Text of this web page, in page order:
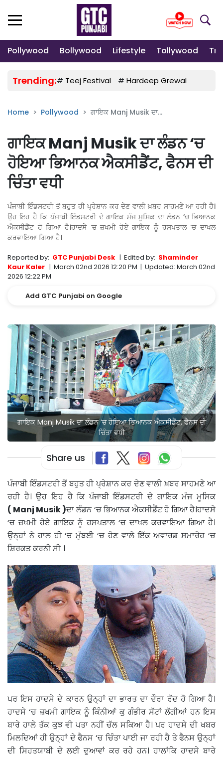
Pollywood Bollywood Lifestyle Tollywood
Trending:# Teej Festival # Hardeep Grewal
Home Pollywood ਗਾਇਕ Manj Musik ਦਾ...
ਗਾਇਕ Manj Musik ਦਾ ਲੰਡਨ ‘ਚ
ਹੋਇਆ ਭਿਆਨਕ ਐਕਸੀਡੈਂਟ, ਫੈਨਸ ਦੀ
ਚਿੰਤਾ ਵਧੀ
ਪੰਜਾਬੀ ਇੰਡਸਟਰੀ ਤੋਂ ਬਹੁਤ ਹੀ ਪ੍ਰੇਸ਼ਾਨ ਕਰ ਦੇਣ ਵਾਲੀ ਖ਼ਬਰ ਸਾਹਮਣੇ ਆ ਰਹੀ ਹੈ।
ਉਹ ਇਹ ਹੈ ਕਿ ਪੰਜਾਬੀ ਇੰਡਸਟਰੀ ਦੇ ਗਾਇਕ ਮੰਜ ਮੂਸਿਕ ਦਾ ਲੰਡਨ ‘ਚ ਭਿਆਨਕ
ਐਕਸੀਡੈਂਟ ਹੋ ਗਿਆ ਹੈ।ਹਾਦਸੇ ‘ਚ ਜ਼ਖਮੀ ਹੋਏ ਗਾਇਕ ਨੂੰ ਹਸਪਤਾਲ ‘ਚ ਦਾਖਲ
ਕਰਵਾਇਆ ਗਿਆ ਹੈ।
Reported by: GTC Punjabi Desk | Edited by: Shaminder
Kaur Kaler | March 02nd 2026 12:20 PM | Updated: March 02nd
2026 12:22 PM
Add GTC Punjabi on Google
ਗਾਇਕ Manj Musik ਦਾ ਲੰਡਨ ‘ਚ ਹੋਇਆ ਭਿਆਨਕ ਐਕਸੀਡੈਂਟ, ਫੈਨਸ ਦੀ
ਚਿੰਤਾ ਵਧੀ
Share us
ਪੰਜਾਬੀ ਇੰਡਸਟਰੀ ਤੋਂ ਬਹੁਤ ਹੀ ਪ੍ਰੇਸ਼ਾਨ ਕਰ ਦੇਣ ਵਾਲੀ ਖ਼ਬਰ ਸਾਹਮਣੇ ਆ
ਰਹੀ ਹੈ। ਉਹ ਇਹ ਹੈ ਕਿ ਪੰਜਾਬੀ ਇੰਡਸਟਰੀ ਦੇ ਗਾਇਕ ਮੰਜ ਮੂਸਿਕ
( Manj Musik )ਦਾ ਲੰਡਨ ‘ਚ ਭਿਆਨਕ ਐਕਸੀਡੈਂਟ ਹੋ ਗਿਆ ਹੈ।ਹਾਦਸੇ
‘ਚ ਜ਼ਖਮੀ ਹੋਏ ਗਾਇਕ ਨੂੰ ਹਸਪਤਾਲ ‘ਚ ਦਾਖਲ ਕਰਵਾਇਆ ਗਿਆ ਹੈ।
ਉਨ੍ਹਾਂ ਨੇ ਹਾਲ ਹੀ ‘ਚ ਮੁੰਬਈ ‘ਚ ਹੋਣ ਵਾਲੇ ਇੱਕ ਅਵਾਰਡ ਸਮਾਰੋਹ ‘ਚ
ਸ਼ਿਰਕਤ ਕਰਨੀ ਸੀ ।
ਪਰ ਇਸ ਹਾਦਸੇ ਦੇ ਕਾਰਨ ਉਨ੍ਹਾਂ ਦਾ ਭਾਰਤ ਦਾ ਦੌਰਾ ਰੱਦ ਹੋ ਗਿਆ ਹੈ।
ਹਾਦਸੇ ‘ਚ ਜ਼ਖਮੀ ਗਾਇਕ ਨੂੰ ਕਿੰਨੀਆਂ ਕੁ ਗੰਭੀਰ ਸੱਟਾਂ ਲੱਗੀਆਂ ਹਨ ਇਸ
ਬਾਰੇ ਹਾਲੇ ਤੱਕ ਕੁਝ ਵੀ ਪਤਾ ਨਹੀਂ ਚੱਲ ਸਕਿਆ ਹੈ। ਪਰ ਹਾਦਸੇ ਦੀ ਖਬਰ
ਮਿਲਦਿਆਂ ਹੀ ਉਨ੍ਹਾਂ ਦੇ ਫੈਨਸ ‘ਚ ਚਿੰਤਾ ਪਾਈ ਜਾ ਰਹੀ ਹੈ ਤੇ ਫੈਨਸ ਉਨ੍ਹਾਂ
ਦੀ ਸਿਹਤਯਾਬੀ ਦੇ ਲਈ ਦੁਆਵਾਂ ਕਰ ਰਹੇ ਹਨ। ਹਾਲਾਂਕਿ ਹਾਦਸੇ ਬਾਰੇ